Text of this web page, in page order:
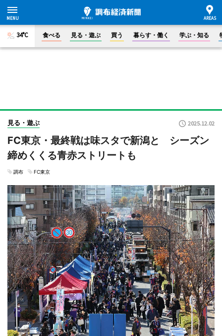
34°C 食べる 見る・遊ぶ 買う 暮らす・働く 学ぶ・知る
見る・遊ぶ 2025.12.02
FC東京・最終戦は味スタで新潟と シーズン
締めくくる青赤ストリートも
調布 FC東京